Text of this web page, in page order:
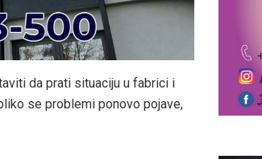
da prati situaciju u fabrici i
se problemi ponovo pojave,